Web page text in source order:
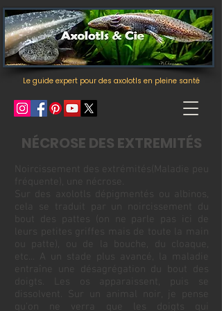
Le guide expert pour des axolotls en pleine santé
NÉCROSE DES EXTREMITÉS
Noircissement des extrémités(Maladie peu
fréquente), une nécrose.
Sur des axolotls dépigmentés ou albinos,
cela se traduit par un noircissement du
bout des pattes (on ne parle pas ici de
leurs petites griffes mais de toute la main
ou patte), ou de la bouche, du cloaque,
etc... A un stade plus avancé, la maladie
entraîne une désagrégation du bout des
doigts. Les os apparaissent, puis se
dissolvent. Sur un animal noir, je pense
qu'on ne verra que les doigts qui